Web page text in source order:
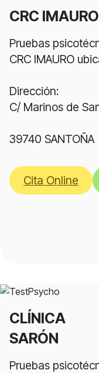
CRC IMAURO
Pruebas
CRC IMAURO
Dirección:
C/ Marinos de
39740 SANTOÑA
Cita Online
CLÍNICA
SARÓN
Pruebas